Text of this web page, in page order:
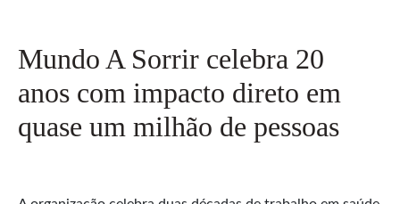
Mundo A Sorrir celebra 20
anos com impacto direto em
quase um milhão de pessoas